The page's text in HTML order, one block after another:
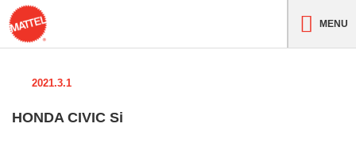
MENU
2021.3.1
HONDA CIVIC Si